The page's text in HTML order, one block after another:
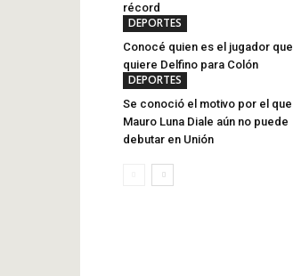
récord
DEPORTES
Conocé quien es el jugador que
quiere Delfino para Colón
DEPORTES
Se conoció el motivo por el que
Mauro Luna Diale aún no puede
debutar en Unión